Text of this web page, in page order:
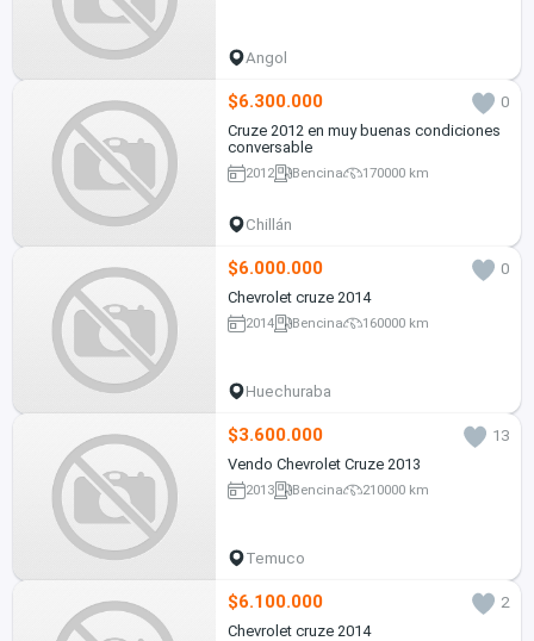
Angol
$6.300.000
0
Cruze 2012 en muy buenas condiciones
conversable
2012 Bencina 170000 km
Chillán
$6.000.000
0
Chevrolet cruze 2014
2014 Bencina 160000 km
Huechuraba
$3.600.000
13
Vendo Chevrolet Cruze 2013
2013 Bencina 210000 km
Temuco
$6.100.000
2
Chevrolet cruze 2014